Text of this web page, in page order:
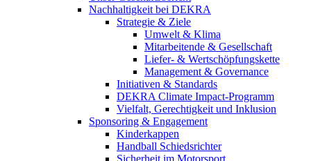
Nachhaltigkeit bei DEKRA
Strategie & Ziele
Umwelt & Klima
Mitarbeitende & Gesellschaft
Liefer- & Wertschöpfungskette
Management & Governance
Initiativen & Standards
DEKRA Climate Impact-Programm
Vielfalt, Gerechtigkeit und Inklusion​
Sponsoring & Engagement
Kinderkappen
Handball Schiedsrichter
Sicherheit im Motorsport